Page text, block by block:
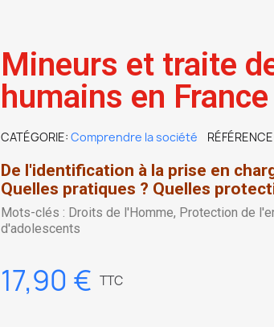
Mineurs et traite
humains en France
CATÉGORIE Comprendre la société RÉFÉRENCE
De l'identification à la prise en
Quelles pratiques ? Quelles
Mots-clés : Droits de l'Homme, Protection de
d'adolescents
17,90 € TTC